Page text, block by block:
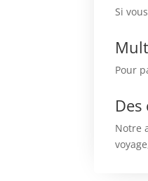
Si
Pour
Notre